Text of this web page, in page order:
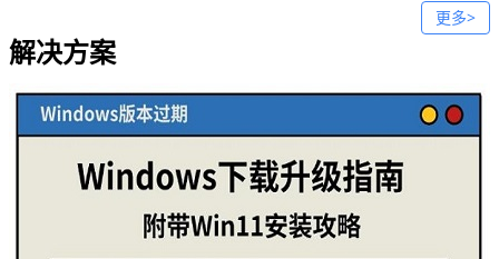
更多>
解决方案